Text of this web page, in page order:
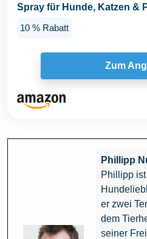
Spray für Hunde, Katzen &
10 % Rabatt
Zum
Phillipp
Phillipp
er zwei
dem
seiner